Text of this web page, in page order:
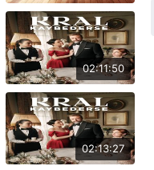
02:11:50
02:13:27